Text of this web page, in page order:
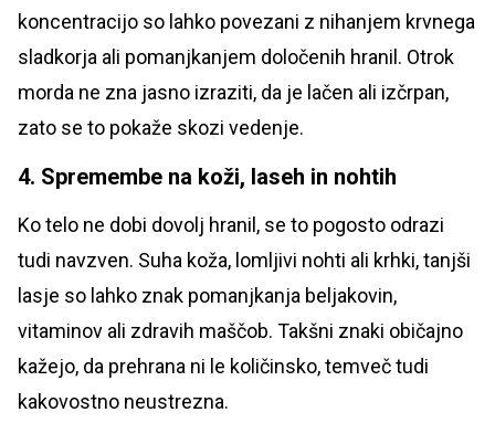
koncentracijo so lahko povezani z nihanjem krvnega
sladkorja ali pomanjkanjem določenih hranil. Otrok
morda ne zna jasno izraziti, da je lačen ali izčrpan,
zato se to pokaže skozi vedenje.
4. Spremembe na koži, laseh in nohtih
Ko telo ne dobi dovolj hranil, se to pogosto odrazi
tudi navzven. Suha koža, lomljivi nohti ali krhki, tanjši
lasje so lahko znak pomanjkanja beljakovin,
vitaminov ali zdravih maščob. Takšni znaki običajno
kažejo, da prehrana ni le količinsko, temveč tudi
kakovostno neustrezna.